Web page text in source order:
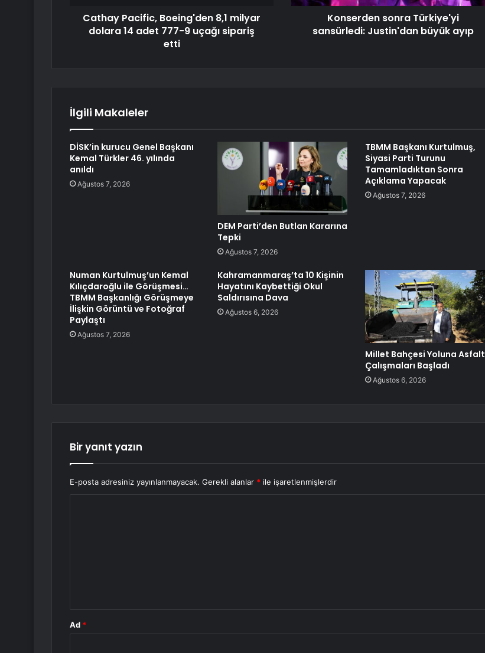
Cathay Pacific, Boeing'den 8,1 milyar
dolara 14 adet 777-9 uçağı sipariş
etti
Konserden sonra Türkiye'yi
sansürledi: Justin'dan büyük ayıp
İlgili Makaleler
DİSK’in kurucu Genel Başkanı
Kemal Türkler 46. yılında
anıldı
Ağustos 7, 2026
DEM Parti’den Butlan Kararına
Tepki
Ağustos 7, 2026
TBMM Başkanı Kurtulmuş,
Siyasi Parti Turunu
Tamamladıktan Sonra
Açıklama Yapacak
Ağustos 7, 2026
Numan Kurtulmuş’un Kemal
Kılıçdaroğlu ile Görüşmesi…
TBMM Başkanlığı Görüşmeye
İlişkin Görüntü ve Fotoğraf
Paylaştı
Ağustos 7, 2026
Kahramanmaraş’ta 10 Kişinin
Hayatını Kaybettiği Okul
Saldırısına Dava
Ağustos 6, 2026
Millet Bahçesi Yoluna Asfalt
Çalışmaları Başladı
Ağustos 6, 2026
Bir yanıt yazın
E-posta adresiniz yayınlanmayacak. Gerekli alanlar * ile işaretlenmişlerdir
Ad *